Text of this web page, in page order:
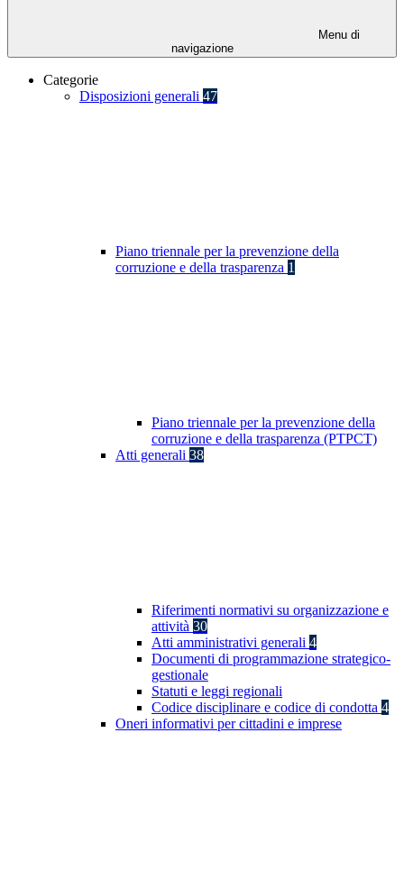
Menu di
navigazione
Categorie
Disposizioni generali 47
Piano triennale per la prevenzione della
corruzione e della trasparenza 1
Piano triennale per la prevenzione della
corruzione e della trasparenza (PTPCT)
Atti generali 38
Riferimenti normativi su organizzazione e
attività 30
Atti amministrativi generali 4
Documenti di programmazione strategico-
gestionale
Statuti e leggi regionali
Codice disciplinare e codice di condotta 4
Oneri informativi per cittadini e imprese